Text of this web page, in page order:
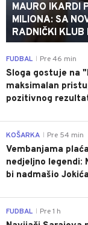
MAURO IKARDI
MILIONA: SA
RADNIČKI KLUB
FUDBAL Pre 46 min
Sloga gostuje na
maksimalan
pozitivnog
KOŠARKA Pre 54 min
Vembanjama
nedjeljno legendi:
bi nadmašio Jokića
FUDBAL Pre 1 h